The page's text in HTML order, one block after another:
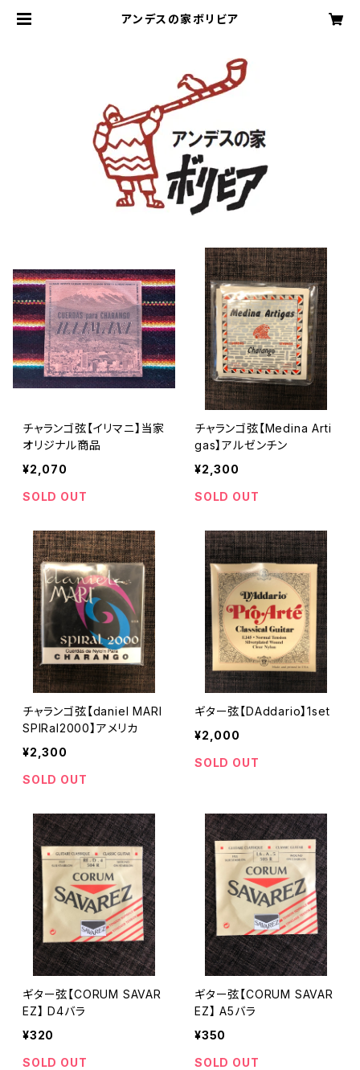
アンデスの家ボリビア
チャランゴ弦【イリマニ】当家
オリジナル商品
¥2,070
SOLD OUT
チャランゴ弦【Medina Arti
gas】アルゼンチン
¥2,300
SOLD OUT
チャランゴ弦【daniel MARI
SPIRal2000】アメリカ
¥2,300
SOLD OUT
ギター弦【DAddario】1set
¥2,000
SOLD OUT
ギター弦【CORUM SAVAR
EZ】 D4バラ
¥320
SOLD OUT
ギター弦【CORUM SAVAR
EZ】 A5バラ
¥350
SOLD OUT